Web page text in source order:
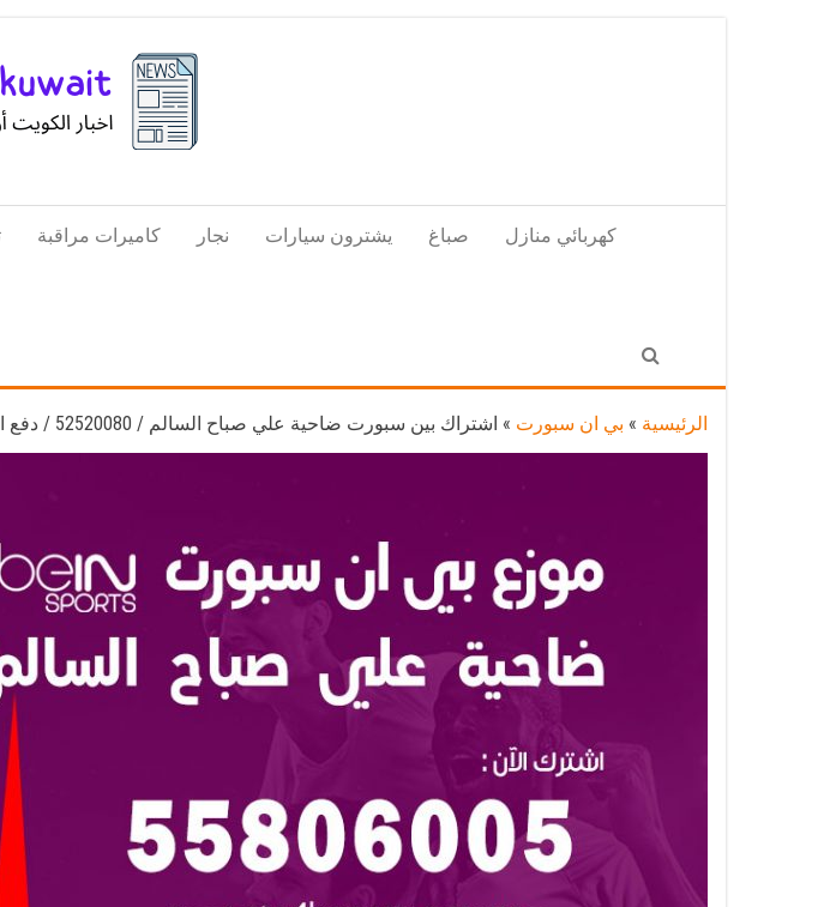
كاميرات مراقبة نجار يشترون سيارات صباغ كهربائي منازل
الرئيسية » بي ان سبورت » اشتراك بين سبورت ضاحية علي صباح السالم / 52520080 / دفع اشتراك بي ان bein sport